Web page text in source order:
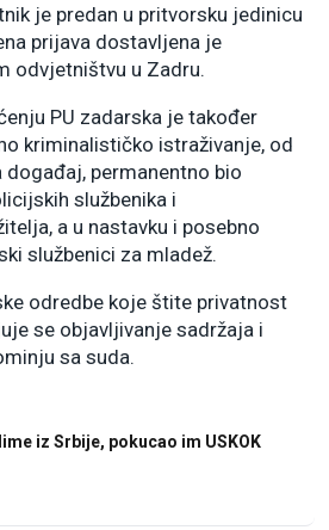
je predan u pritvorsku jedinicu
prijava dostavljena je
odvjetništvu u Zadru.
PU zadarska je također
kriminalističko istraživanje, od
permanentno bio
službenika i
a u nastavku i posebno
službenici za mladež.
odredbe koje štite privatnost
se objavljivanje sadržaja i
sa suda.
iz Srbije, pokucao im USKOK